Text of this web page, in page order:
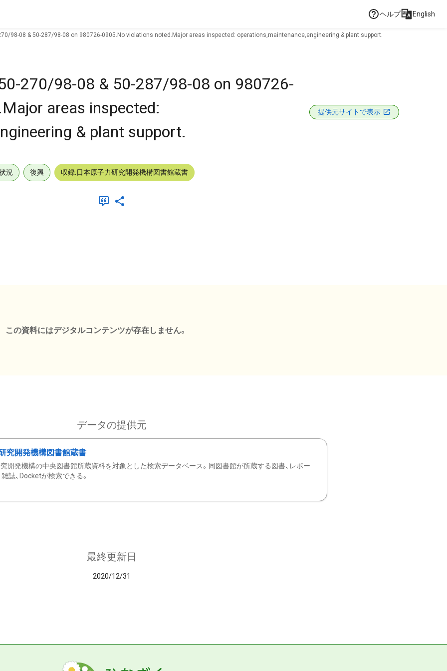
ヘルプ English
98-08 & 50-287/98-08 on 980726-0905.No violations noted.Major areas inspected: operations,maintenance,engineering & plant support.
270/98-08 & 50-287/98-08 on 980726-
areas inspected:
& plant support.
提供元サイトで表示
況 復興 収録:日本原子力研究開発機構図書館蔵書
この資料にはデジタルコンテンツが存在しません。
データの提供元
究開発機構図書館蔵書
開発機構の中央図書館所蔵資料を対象とした検索データベース。同図書館が所蔵する図書、レポー
雑誌、Docketが検索できる。
最終更新日
2020/12/31